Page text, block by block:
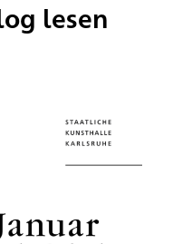
lesen